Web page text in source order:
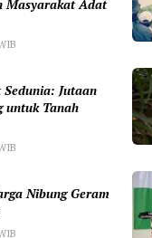
Masyarakat Adat
Jutaan
untuk Tanah
Nibung Geram